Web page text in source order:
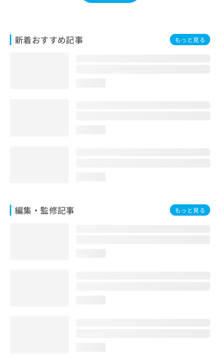
新着おすすめ記事 もっと見る
編集・監修記事 もっと見る
合
わ